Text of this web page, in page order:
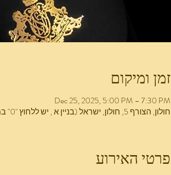
זמן ומיקום
Dec 25, 2025, 5:00 PM – 7:30 PM
חולון, הצורף 5, חולון, ישראל (בניין א , יש ללחוץ "0" במעלית)
פרטי האירוע